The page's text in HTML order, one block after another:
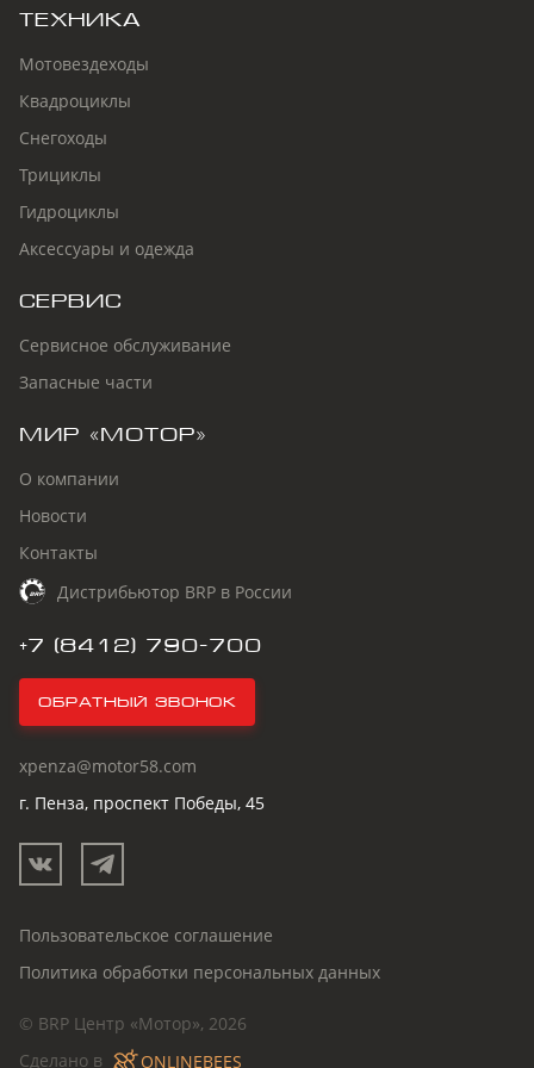
ТЕХНИКА
Мотовездеходы
Квадроциклы
Снегоходы
Трициклы
Гидроциклы
Аксессуары и одежда
СЕРВИС
Сервисное обслуживание
Запасные части
МИР «МОТОР»
О компании
Новости
Контакты
Дистрибьютор BRP в России
+7 (8412) 790-700
Обратный звонок
xpenza@motor58.com
г. Пенза, проспект Победы, 45
Пользовательское соглашение
Политика обработки персональных данных
© BRP Центр «Мотор», 2026
Сделано в
ONLINEBEES